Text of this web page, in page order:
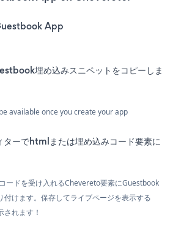
App
埋め込みスニペットをコピーしま
available once you create your app
ーでhtmlまたは埋め込みコード要素に
ードを受け入れるChevereto要素にGuestbook
付けます。保存してライブページを表示する
れます！